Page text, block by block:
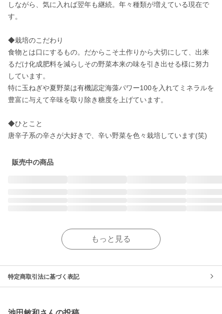
しながら、気に入れば翌年も継続。年々種類が増えている現在で
す。
◆栽培のこだわり
食物とは口にするもの。だからこそ土作りから大切にして、出来
るだけ化成肥料を減らしその野菜本来の味を引き出せる様に努力
しています。
特に玉ねぎや夏野菜は有機認定海藻パワー100を入れてミネラルを
豊富に与えて辛味を取り除き糖度を上げています。
◆ひとこと
唐辛子系の辛さが大好きで、辛い野菜を色々栽培しています(笑)
販売中の商品
もっと見る
特定商取引法に基づく表記